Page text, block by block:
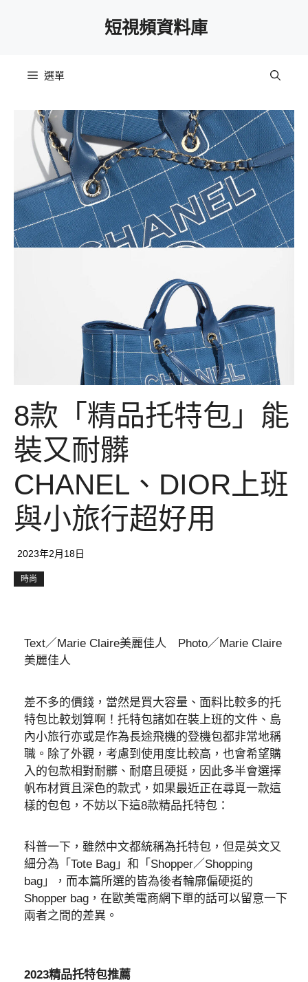
短視頻資料庫
選單
8款「精品托特包」能
裝又耐髒
CHANEL、DIOR上班
與小旅行超好用
2023年2月18日
時尚
Text／Marie Claire美麗佳人 Photo／Marie Claire
美麗佳人
差不多的價錢，當然是買大容量、面料比較多的托
特包比較划算啊！托特包諸如在裝上班的文件、島
內小旅行亦或是作為長途飛機的登機包都非常地稱
職。除了外觀，考慮到使用度比較高，也會希望購
入的包款相對耐髒、耐磨且硬挺，因此多半會選擇
帆布材質且深色的款式，如果最近正在尋覓一款這
樣的包包，不妨以下這8款精品托特包：
科普一下，雖然中文都統稱為托特包，但是英文又
細分為「Tote Bag」和「Shopper／Shopping
bag」，而本篇所選的皆為後者輪廓偏硬挺的
Shopper bag，在歐美電商網下單的話可以留意一下
兩者之間的差異。
2023精品托特包推薦